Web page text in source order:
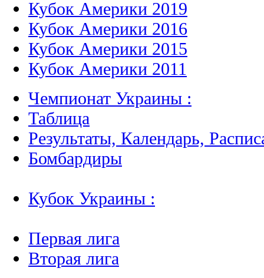
Кубок Америки 2019
Кубок Америки 2016
Кубок Америки 2015
Кубок Америки 2011
Чемпионат Украины :
Таблица
Результаты, Календарь,
Бомбардиры
Кубок Украины :
Первая лига
Вторая лига